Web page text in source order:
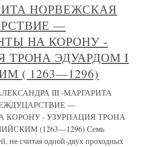
НОРВЕЖСКАЯ
—
НА КОРОНУ -
ТРОНА ЭДУАРДОМ I
( 1263—1296)
III -МАРГАРИТА
—
КОРОНУ - УЗУРПАЦИЯ ТРОНА
(1263—1296) Семь
не считая одной-двух проходных